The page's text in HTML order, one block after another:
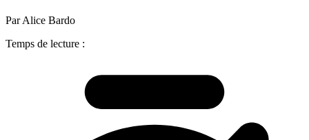
Par Alice Bardo
Temps de lecture :